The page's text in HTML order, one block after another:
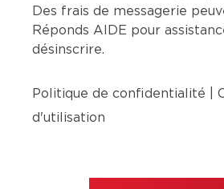
Des frais de messagerie
Réponds AIDE pour
désinscrire.
Politique de confidentialité
d'utilisation